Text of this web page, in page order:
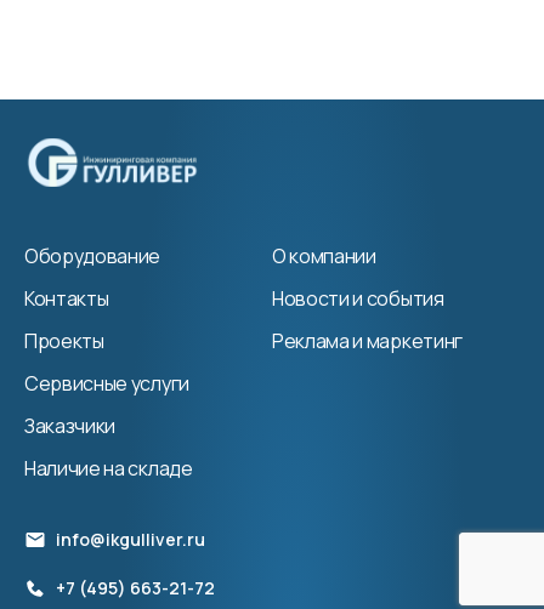
Оборудование
Контакты
Проекты
Сервисные услуги
Заказчики
Наличие на складе
О компании
Новости и события
Реклама и маркетинг
info@ikgulliver.ru
+7 (495) 663-21-72